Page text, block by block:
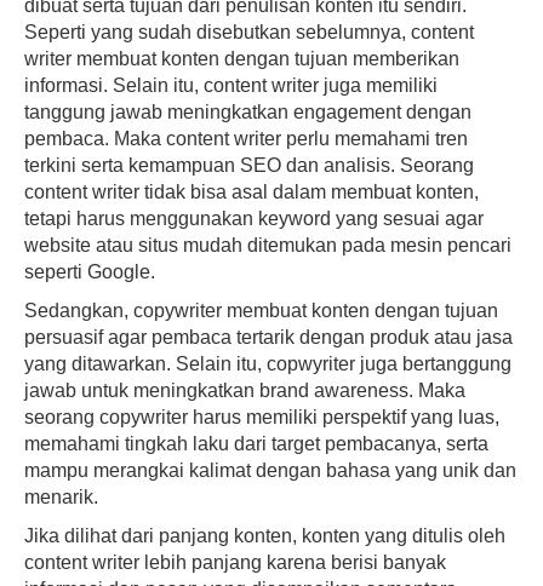
dibuat serta tujuan dari penulisan konten itu sendiri.
Seperti yang sudah disebutkan sebelumnya, content
writer membuat konten dengan tujuan memberikan
informasi. Selain itu, content writer juga memiliki
tanggung jawab meningkatkan engagement dengan
pembaca. Maka content writer perlu memahami tren
terkini serta kemampuan SEO dan analisis. Seorang
content writer tidak bisa asal dalam membuat konten,
tetapi harus menggunakan keyword yang sesuai agar
website atau situs mudah ditemukan pada mesin pencari
seperti Google.
Sedangkan, copywriter membuat konten dengan tujuan
persuasif agar pembaca tertarik dengan produk atau jasa
yang ditawarkan. Selain itu, copwyriter juga bertanggung
jawab untuk meningkatkan brand awareness. Maka
seorang copywriter harus memiliki perspektif yang luas,
memahami tingkah laku dari target pembacanya, serta
mampu merangkai kalimat dengan bahasa yang unik dan
menarik.
Jika dilihat dari panjang konten, konten yang ditulis oleh
content writer lebih panjang karena berisi banyak